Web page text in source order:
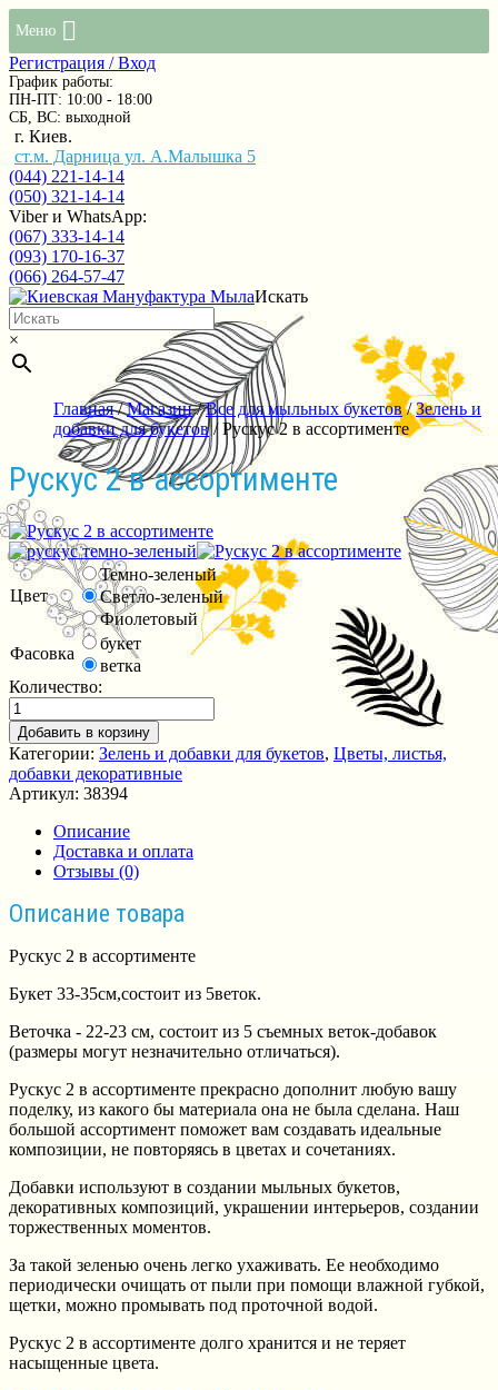
Меню
Регистрация / Вход
График работы:
ПН-ПТ: 10:00 - 18:00
СБ, ВС: выходной
г. Киев.
ст.м. Дарница ул. А.Малышка 5
(044) 221-14-14
(050) 321-14-14
Viber и WhatsApp:
(067) 333-14-14
(093) 170-16-37
(066) 264-57-47
Искать
×
Главная/Магазин/Все для мыльных букетов/Зелень и
добавки для букетов/ Рускус 2 в ассортименте
Рускус 2 в ассортименте
Цвет
Темно-зеленый
Светло-зеленый
Фиолетовый
Фасовка
букет
ветка
Количество:
Добавить в корзину
Категории: Зелень и добавки для букетов, Цветы, листья,
добавки декоративные
Артикул: 38394
Описание
Доставка и оплата
Отзывы (0)
Описание товара
Рускус 2 в ассортименте
Букет 33-35см,состоит из 5веток.
Веточка - 22-23 см, состоит из 5 съемных веток-добавок
(размеры могут незначительно отличаться).
Рускус 2 в ассортименте прекрасно дополнит любую вашу
поделку, из какого бы материала она не была сделана. Наш
большой ассортимент поможет вам создавать идеальные
композиции, не повторяясь в цветах и сочетаниях.
Добавки используют в создании мыльных букетов,
декоративных композиций, украшении интерьеров, создании
торжественных моментов.
За такой зеленью очень легко ухаживать. Ее необходимо
периодически очищать от пыли при помощи влажной губкой,
щетки, можно промывать под проточной водой.
Рускус 2 в ассортименте долго хранится и не теряет
насыщенные цвета.